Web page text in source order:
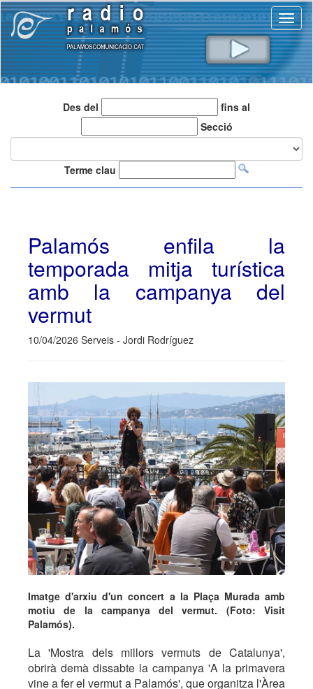
Des del
fins al
Secció
Terme clau
Palamós enfila la
temporada mitja turística
amb la campanya del
vermut
10/04/2026 Serveis - Jordi Rodríguez
Imatge d'arxiu d'un concert a la Plaça Murada amb
motiu de la campanya del vermut. (Foto: Visit
Palamós).
La 'Mostra dels millors vermuts de Catalunya',
obrirà demà dissabte la campanya 'A la primavera
vine a fer el vermut a Palamós', que organitza l'Àrea